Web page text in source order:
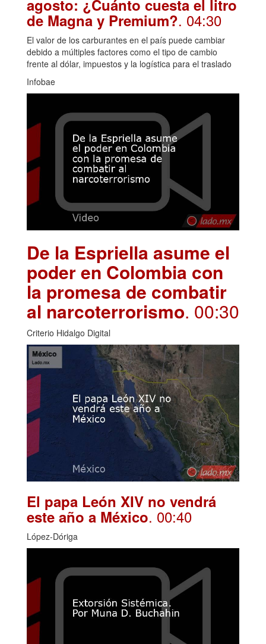
agosto: ¿Cuánto cuesta el litro
de Magna y Premium?. 04:30
El valor de los carburantes en el país puede cambiar
debido a múltiples factores como el tipo de cambio
frente al dólar, impuestos y la logística para el traslado
Infobae
De la Espriella asume el
poder en Colombia con
la promesa de combatir
al narcoterrorismo. 00:30
Criterio Hidalgo Digital
El papa León XIV no vendrá
este año a México. 00:40
López-Dóriga